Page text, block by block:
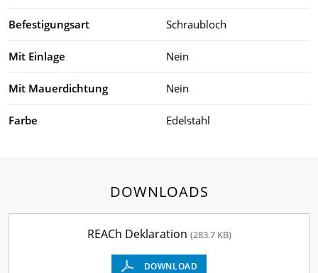
Befestigungsart Schraubloch
Mit Einlage Nein
Mit Mauerdichtung Nein
Farbe Edelstahl
DOWNLOADS
REACh Deklaration (283.7 KB)
DOWNLOAD